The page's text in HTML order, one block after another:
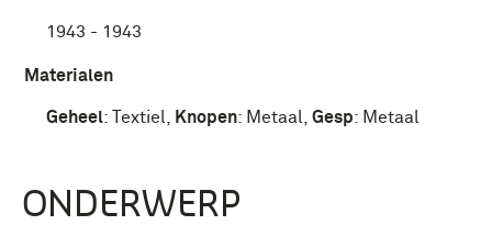
1943 - 1943
Materialen
Geheel: Textiel Knopen: Metaal Gesp: Metaal
ONDERWERP